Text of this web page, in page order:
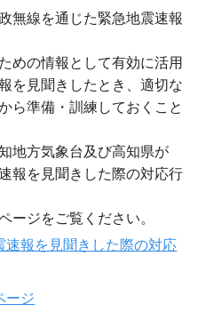
無線を通じた緊急地震速報
めの情報として有効に活用
を見聞きしたとき、適切な
ら準備・訓練しておくこと
地方気象台及び高知県が
報を見聞きした際の対応行
ージをご覧ください。
速報を見聞きした際の対応
ージ